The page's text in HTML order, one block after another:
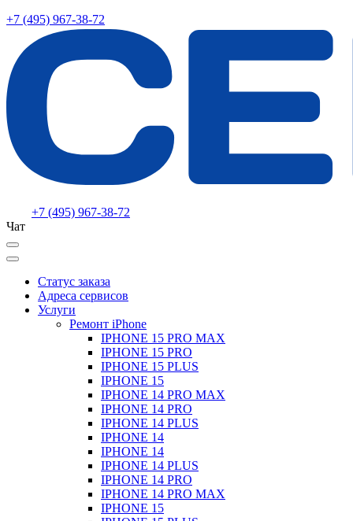
+7 (495) 967-38-72
+7 (495) 967-38-72
Чат
Статус заказа
Адреса сервисов
Услуги
Ремонт iPhone
IPHONE 15 PRO MAX
IPHONE 15 PRO
IPHONE 15 PLUS
IPHONE 15
IPHONE 14 PRO MAX
IPHONE 14 PRO
IPHONE 14 PLUS
IPHONE 14
IPHONE 14
IPHONE 14 PLUS
IPHONE 14 PRO
IPHONE 14 PRO MAX
IPHONE 15